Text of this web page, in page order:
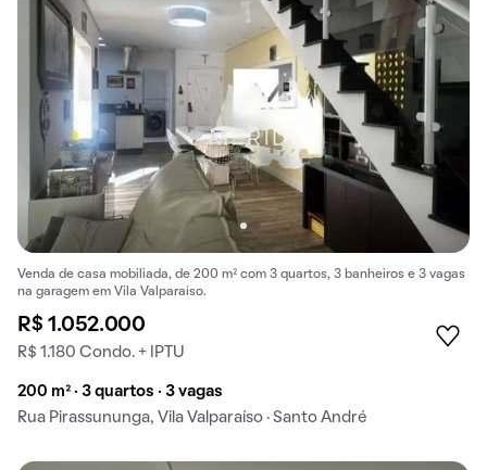
Venda de casa mobiliada, de 200 m² com 3 quartos, 3 banheiros e 3 vagas
na garagem em Vila Valparaíso.
R$ 1.052.000
R$ 1.180 Condo. + IPTU
200 m² · 3 quartos · 3 vagas
Rua Pirassununga, Vila Valparaíso · Santo André